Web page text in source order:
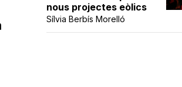
nous projectes eòlics
Sílvia Berbís Morelló